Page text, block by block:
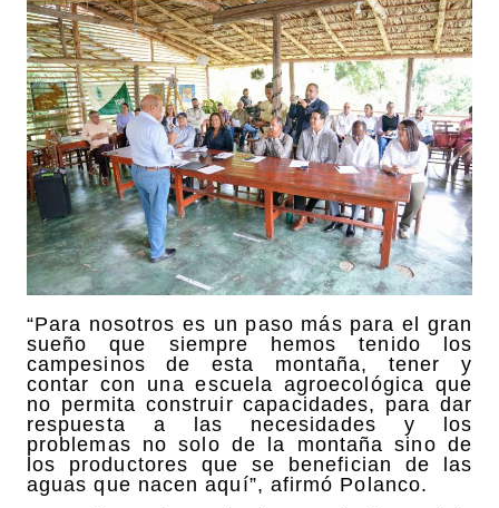
“Para nosotros es un paso más para el gran
sueño que siempre hemos tenido los
campesinos de esta montaña, tener y
contar con una escuela agroecológica que
no permita construir capacidades, para dar
respuesta a las necesidades y los
problemas no solo de la montaña sino de
los productores que se benefician de las
aguas que nacen aquí”, afirmó Polanco.